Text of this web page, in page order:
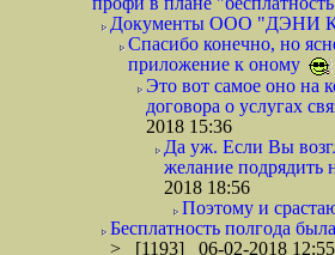
Документы ООО "ДЭНИ
Спасибо конечно, но
приложение к оному
Это вот самое оно на
договора о услугах
2018 15:36
Да уж. Если Вы
желание подрядить
2018 18:56
Поэтому и
Бесплатность полгода
> [1193] 06-02-2018 12:55